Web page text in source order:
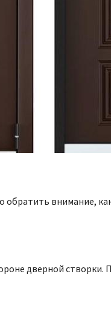
внимание,
дверной